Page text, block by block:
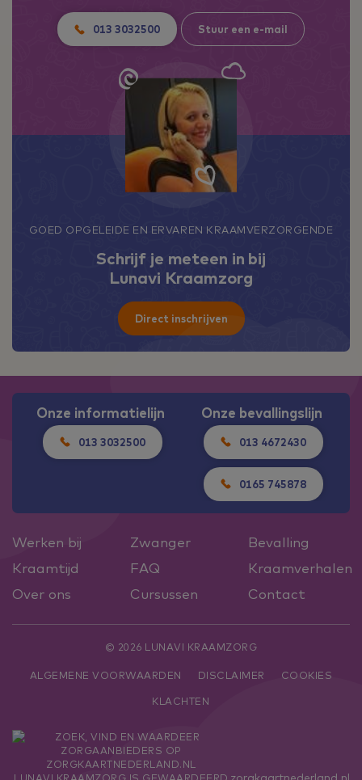
013 3032500 Stuur een e-mail
GOED OPGELEIDE EN ERVAREN KRAAMVERZORGENDE
Schrijf je meteen in bij
Lunavi Kraamzorg
Direct inschrijven
Onze informatielijn
013 3032500
Onze bevallingslijn
013 4672430
0165 745878
Werken bij Zwanger
Bevalling
Kraamtijd
FAQ
Kraamverhalen
Over ons
Cursussen Contact
© 2026 LUNAVI KRAAMZORG
ALGEMENE VOORWAARDEN DISCLAIMER
COOKIES
KLACHTEN
LUNAVI KRAAMZORG IS GEWAARDEERD